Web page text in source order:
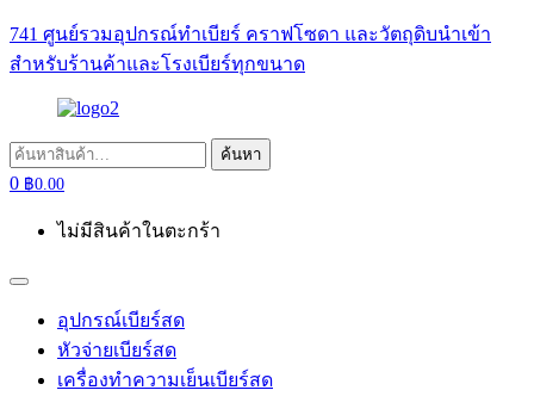
741 ศูนย์รวมอุปกรณ์ทำเบียร์ คราฟโซดา และวัตถุดิบนำเข้า
สำหรับร้านค้าและโรงเบียร์ทุกขนาด
ค้นหา: ค้นหา
0 ฿0.00
ไม่มีสินค้าในตะกร้า
อุปกรณ์เบียร์สด
หัวจ่ายเบียร์สด
เครื่องทำความเย็นเบียร์สด